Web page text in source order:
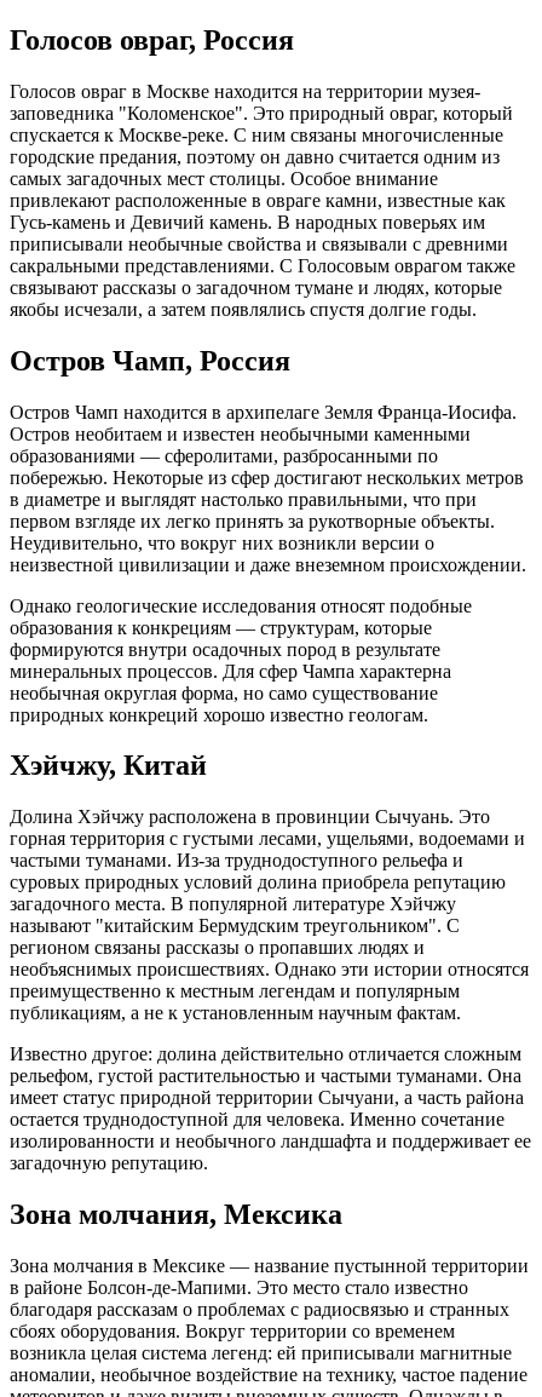
Голосов овраг, Россия
Голосов овраг в Москве находится на территории музея-
заповедника "Коломенское". Это природный овраг, который
спускается к Москве-реке. С ним связаны многочисленные
городские предания, поэтому он давно считается одним из
самых загадочных мест столицы. Особое внимание
привлекают расположенные в овраге камни, известные как
Гусь-камень и Девичий камень. В народных поверьях им
приписывали необычные свойства и связывали с древними
сакральными представлениями. С Голосовым оврагом также
связывают рассказы о загадочном тумане и людях, которые
якобы исчезали, а затем появлялись спустя долгие годы.
Остров Чамп, Россия
Остров Чамп находится в архипелаге Земля Франца-Иосифа.
Остров необитаем и известен необычными каменными
образованиями — сферолитами, разбросанными по
побережью. Некоторые из сфер достигают нескольких метров
в диаметре и выглядят настолько правильными, что при
первом взгляде их легко принять за рукотворные объекты.
Неудивительно, что вокруг них возникли версии о
неизвестной цивилизации и даже внеземном происхождении.
Однако геологические исследования относят подобные
образования к конкрециям — структурам, которые
формируются внутри осадочных пород в результате
минеральных процессов. Для сфер Чампа характерна
необычная округлая форма, но само существование
природных конкреций хорошо известно геологам.
Хэйчжу, Китай
Долина Хэйчжу расположена в провинции Сычуань. Это
горная территория с густыми лесами, ущельями, водоемами и
частыми туманами. Из-за труднодоступного рельефа и
суровых природных условий долина приобрела репутацию
загадочного места. В популярной литературе Хэйчжу
называют "китайским Бермудским треугольником". С
регионом связаны рассказы о пропавших людях и
необъяснимых происшествиях. Однако эти истории относятся
преимущественно к местным легендам и популярным
публикациям, а не к установленным научным фактам.
Известно другое: долина действительно отличается сложным
рельефом, густой растительностью и частыми туманами. Она
имеет статус природной территории Сычуани, а часть района
остается труднодоступной для человека. Именно сочетание
изолированности и необычного ландшафта и поддерживает ее
загадочную репутацию.
Зона молчания, Мексика
Зона молчания в Мексике — название пустынной территории
в районе Болсон-де-Мапими. Это место стало известно
благодаря рассказам о проблемах с радиосвязью и странных
сбоях оборудования. Вокруг территории со временем
возникла целая система легенд: ей приписывали магнитные
аномалии, необычное воздействие на технику, частое падение